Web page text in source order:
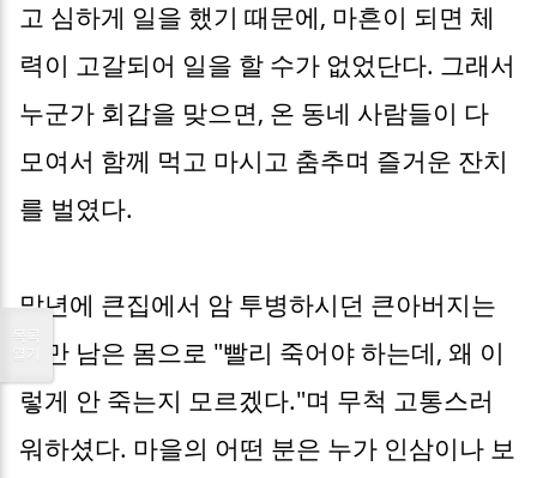
고 심하게 일을 했기 때문에, 마흔이 되면 체
력이 고갈되어 일을 할 수가 없었단다. 그래서
누군가 회갑을 맞으면, 온 동네 사람들이 다
모여서 함께 먹고 마시고 춤추며 즐거운 잔치
를 벌였다.
말년에 큰집에서 암 투병하시던 큰아버지는
뼈만 남은 몸으로 "빨리 죽어야 하는데, 왜 이
렇게 안 죽는지 모르겠다."며 무척 고통스러
워하셨다. 마을의 어떤 분은 누가 인삼이나 보
목록
열기